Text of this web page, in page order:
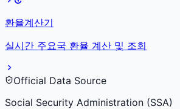
환율계산기
실시간 주요국 환율 계산 및 조회
Official Data Source
Social Security Administration (SSA)